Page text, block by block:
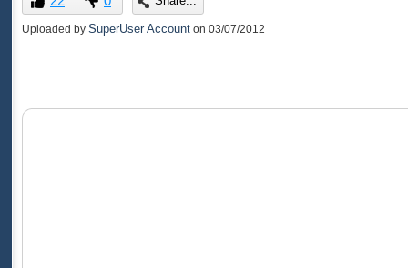
of
0
Uploaded by SuperUser Account on 03/07/2012